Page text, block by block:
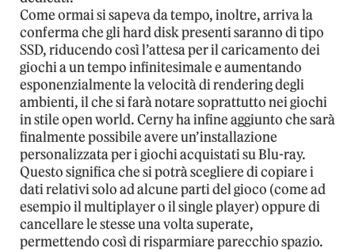
Come ormai si sapeva da tempo, inoltre, arriva la
conferma che gli hard disk presenti saranno di tipo
SSD, riducendo così l’attesa per il caricamento dei
giochi a un tempo infinitesimale e aumentando
esponenzialmente la velocità di rendering degli
ambienti, il che si farà notare soprattutto nei giochi
in stile open world. Cerny ha infine aggiunto che sarà
finalmente possibile avere un’installazione
personalizzata per i giochi acquistati su Blu-ray.
Questo significa che si potrà scegliere di copiare i
dati relativi solo ad alcune parti del gioco (come ad
esempio il multiplayer o il single player) oppure di
cancellare le stesse una volta superate,
permettendo così di risparmiare parecchio spazio.